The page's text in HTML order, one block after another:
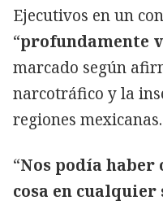
Ejecutivos en un
“profundamente
marcado según
narcotráfico y la
regiones mexicanas.
“Nos podía
cosa en